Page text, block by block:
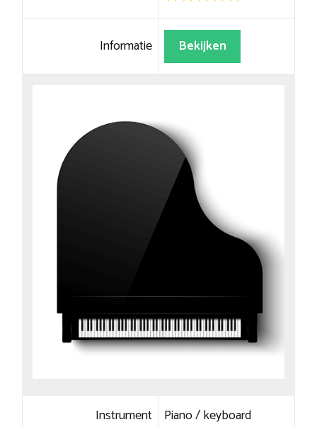
Informatie Bekijken
Instrument Piano / keyboard